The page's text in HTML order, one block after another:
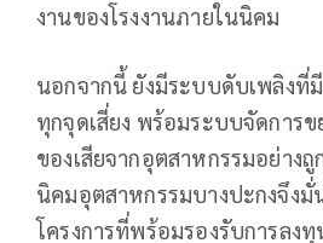
งานของโรงงานภายในนิคม
นอกจากนี้ ยังมีระบบดับเพลิงที่
ทุกจุดเสี่ยง พร้อมระบบจัดการ
ของเสียจากอุตสาหกรรมอย่าง
นิคมอุตสาหกรรมบางปะกงจึงมั่
โครงการที่พร้อมรองรับการลง